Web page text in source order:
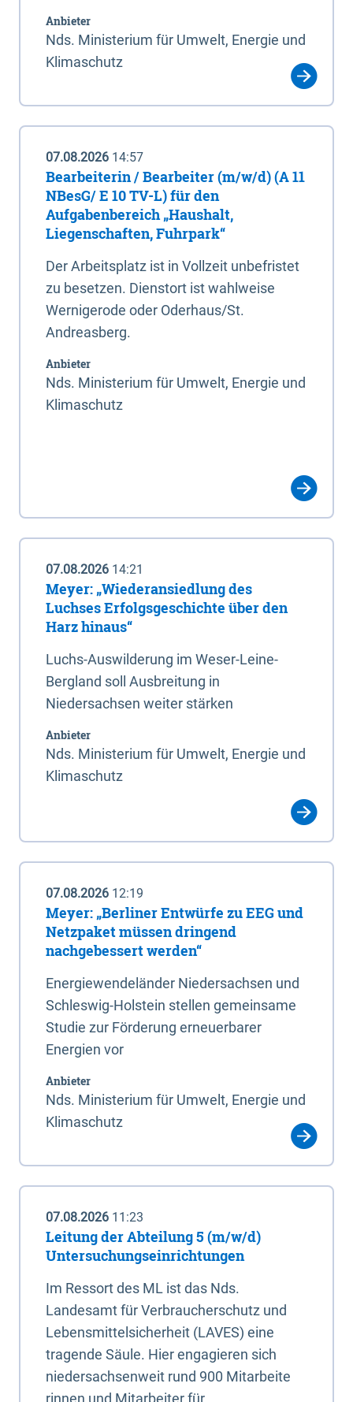
Anbieter
Nds. Ministerium für Umwelt, Energie und
Klimaschutz
07.08.2026 14:57
Bearbeiterin / Bearbeiter (m/w/d) (A 11
NBesG/ E 10 TV-L) für den
Aufgabenbereich „Haushalt,
Liegenschaften, Fuhrpark“
Der Arbeitsplatz ist in Vollzeit unbefristet
zu besetzen. Dienstort ist wahlweise
Wernigerode oder Oderhaus/St.
Andreasberg.
Anbieter
Nds. Ministerium für Umwelt, Energie und
Klimaschutz
07.08.2026 14:21
Meyer: „Wiederansiedlung des
Luchses Erfolgsgeschichte über den
Harz hinaus“
Luchs-Auswilderung im Weser-Leine-
Bergland soll Ausbreitung in
Niedersachsen weiter stärken
Anbieter
Nds. Ministerium für Umwelt, Energie und
Klimaschutz
07.08.2026 12:19
Meyer: „Berliner Entwürfe zu EEG und
Netzpaket müssen dringend
nachgebessert werden“
Energiewendeländer Niedersachsen und
Schleswig-Holstein stellen gemeinsame
Studie zur Förderung erneuerbarer
Energien vor
Anbieter
Nds. Ministerium für Umwelt, Energie und
Klimaschutz
07.08.2026 11:23
Leitung der Abteilung 5 (m/w/d)
Untersuchungseinrichtungen
Im Ressort des ML ist das Nds.
Landesamt für Verbraucherschutz und
Lebensmittelsicherheit (LAVES) eine
tragende Säule. Hier engagieren sich
niedersachsenweit rund 900 Mitarbeite